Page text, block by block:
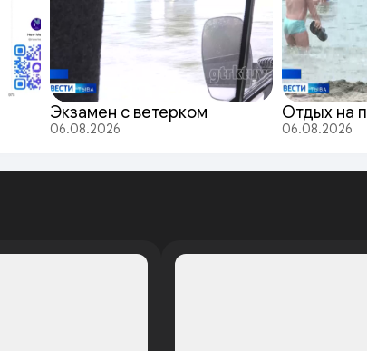
Экзамен с ветерком
06.08.2026
Отдых на
06.08.2026